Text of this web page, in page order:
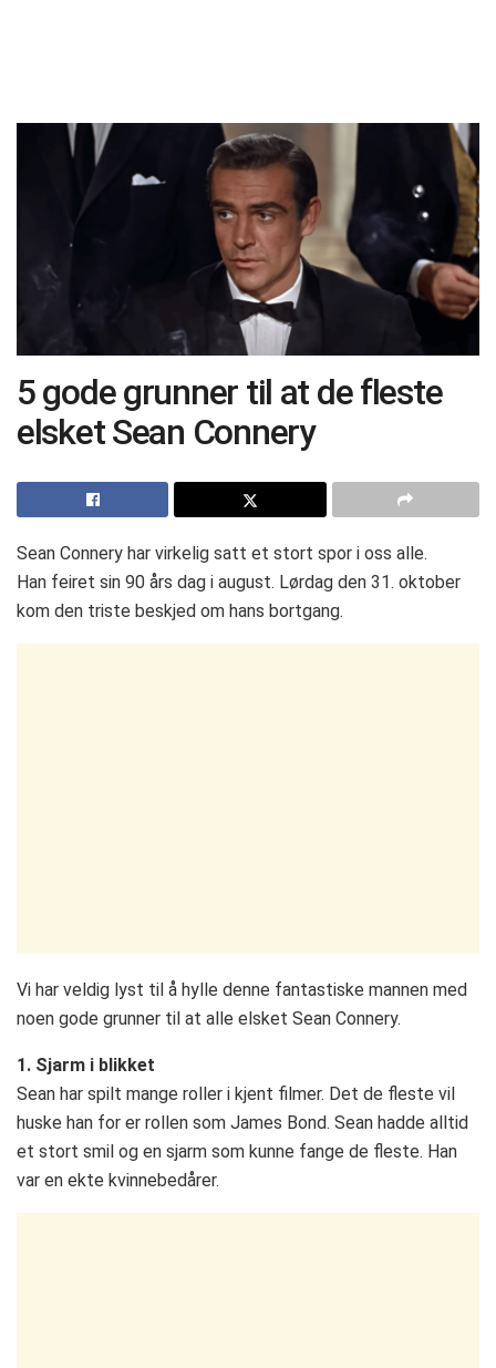
5 gode grunner til at de fleste
elsket Sean Connery
Sean Connery har virkelig satt et stort spor i oss alle.
Han feiret sin 90 års dag i august. Lørdag den 31. oktober
kom den triste beskjed om hans bortgang.
Vi har veldig lyst til å hylle denne fantastiske mannen med
noen gode grunner til at alle elsket Sean Connery.
1. Sjarm i blikket
Sean har spilt mange roller i kjent filmer. Det de fleste vil
huske han for er rollen som James Bond. Sean hadde alltid
et stort smil og en sjarm som kunne fange de fleste. Han
var en ekte kvinnebedårer.